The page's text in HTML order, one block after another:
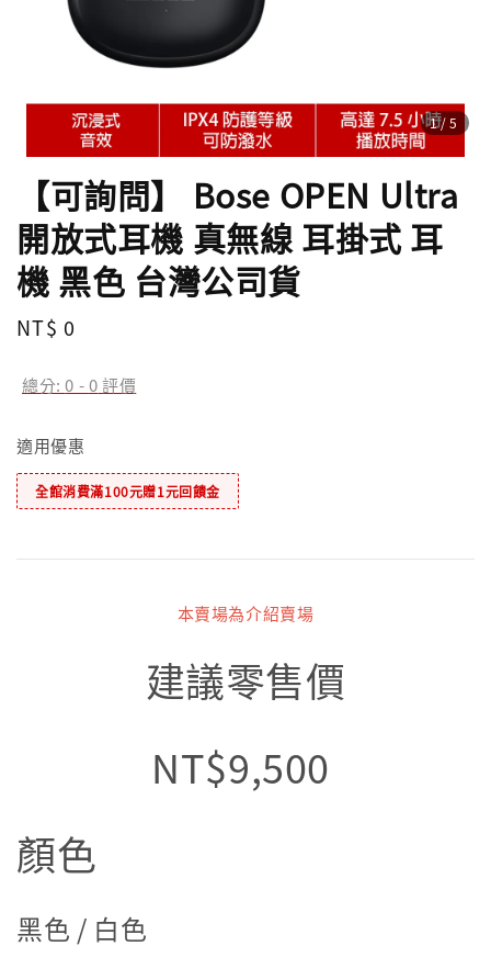
1/5
【可詢問】 Bose OPEN Ultra
開放式耳機 真無線 耳掛式 耳
機 黑色 台灣公司貨
Regular
NT$ 0
總分:0 -0評價
適用優惠
全館消費滿100元贈1元回饋金
本賣場為介紹賣場
建議零售價
NT$9,500
顏色
黑色 / 白色